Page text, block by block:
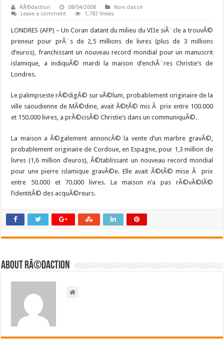
RÃ©daction 08/04/2008
Non classé
Leave a comment
1,783 Views
LONDRES (AFP) – Un Coran datant du milieu du VIIe siÃ¨cle a trouvÃ©
preneur pour prÃ¨s de 2,5 millions de livres (plus de 3 millions
d’euros), franchissant un nouveau record mondial pour un manuscrit
islamique, a indiquÃ© mardi la maison d’enchÃ¨res Christie’s de
Londres.
Le palimpseste rÃ©digÃ© sur vÃ©lum, probablement originaire de la
ville saoudienne de MÃ©dine, avait Ã©tÃ© mis Ã prix entre 100.000
et 150.000 livres, a prÃ©cisÃ© Christie’s dans un communiquÃ©.
La maison a Ã©galement annoncÃ© la vente d’un marbre gravÃ©,
probablement originaire de Cordoue, en Espagne, pour 1,3 million de
livres (1,6 million d’euros), Ã©tablissant un nouveau record mondial
pour une pierre islamique gravÃ©e. Elle avait Ã©tÃ© mise Ã prix
entre 50.000 et 70.000 livres. La maison n’a pas rÃ©vÃ©lÃ©
l’identitÃ© des acquÃ©reurs.
About RÃ©daction